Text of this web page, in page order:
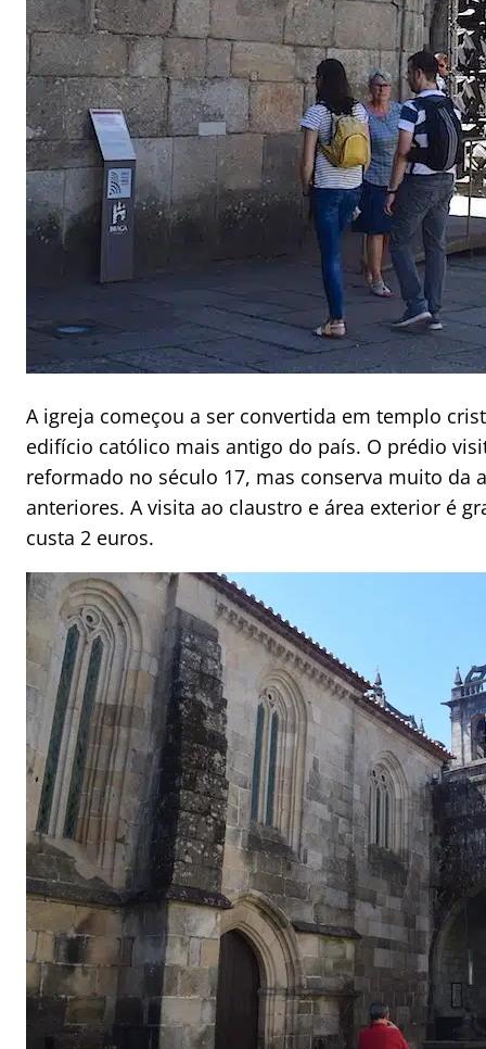
A igreja começou a ser convertida em templo
edifício católico mais antigo do país. O prédio
reformado no século 17, mas conserva muito da
anteriores. A visita ao claustro e área exterior é
custa 2 euros.